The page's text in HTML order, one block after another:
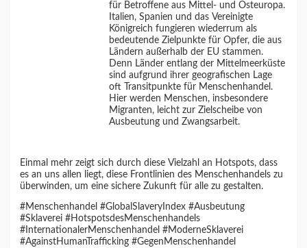
für Betroffene aus Mittel- und Osteuropa.
Italien, Spanien und das Vereinigte
Königreich fungieren wiederrum als
bedeutende Zielpunkte für Opfer, die aus
Ländern außerhalb der EU stammen.
Denn Länder entlang der Mittelmeerküste
sind aufgrund ihrer geografischen Lage
oft Transitpunkte für Menschenhandel.
Hier werden Menschen, insbesondere
Migranten, leicht zur Zielscheibe von
Ausbeutung und Zwangsarbeit.
Einmal mehr zeigt sich durch diese Vielzahl an Hotspots, dass
es an uns allen liegt, diese Frontlinien des Menschenhandels zu
überwinden, um eine sichere Zukunft für alle zu gestalten.
#Menschenhandel #GlobalSlaveryIndex #Ausbeutung
#Sklaverei #HotspotsdesMenschenhandels
#InternationalerMenschenhandel #ModerneSklaverei
#AgainstHumanTrafficking #GegenMenschenhandel